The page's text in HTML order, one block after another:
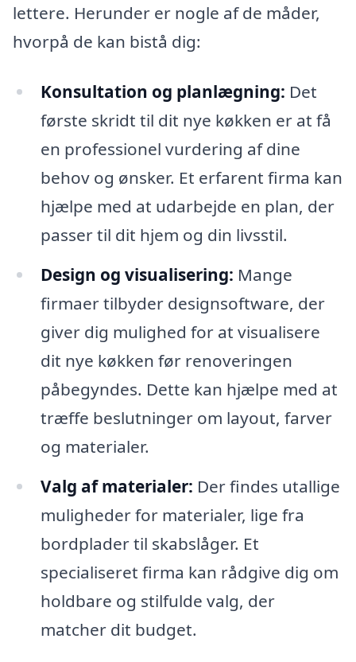
lettere. Herunder er nogle af de måder,
hvorpå de kan bistå dig:
Konsultation og planlægning: Det
første skridt til dit nye køkken er at få
en professionel vurdering af dine
behov og ønsker. Et erfarent firma kan
hjælpe med at udarbejde en plan, der
passer til dit hjem og din livsstil.
Design og visualisering: Mange
firmaer tilbyder designsoftware, der
giver dig mulighed for at visualisere
dit nye køkken før renoveringen
påbegyndes. Dette kan hjælpe med at
træffe beslutninger om layout, farver
og materialer.
Valg af materialer: Der findes utallige
muligheder for materialer, lige fra
bordplader til skabslåger. Et
specialiseret firma kan rådgive dig om
holdbare og stilfulde valg, der
matcher dit budget.